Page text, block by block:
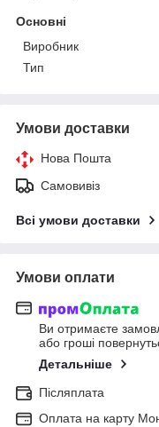
Основні
Виробник
Тип
Умови доставки
Нова Пошта
Самовивіз
Всі умови доставки
Умови оплати
Ви отримаєте
або гроші
Детальніше
Післяплата
Оплата на карту